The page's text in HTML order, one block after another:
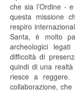
che sia l’Ordine -
questa missione
respiro
Santa, è molto
archeologici
difficoltà di
quindi di una
riesce a reggere.
collaborazione,